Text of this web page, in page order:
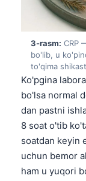
3-rasm: CRP
bo'lib, u
to'qima
Ko'pgina
bo'lsa normal
dan pastni
8 soat o'tib
soatdan keyin
uchun bemor
ham u yuqori